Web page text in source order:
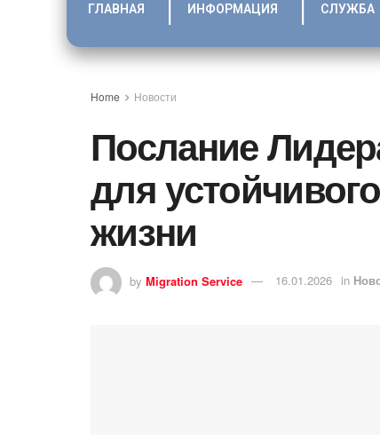
ГЛАВНАЯ ИНФОРМАЦИЯ СЛУЖБА
Home Новости
Послание
для
жизни
by Migration Service 16.01.2026 in